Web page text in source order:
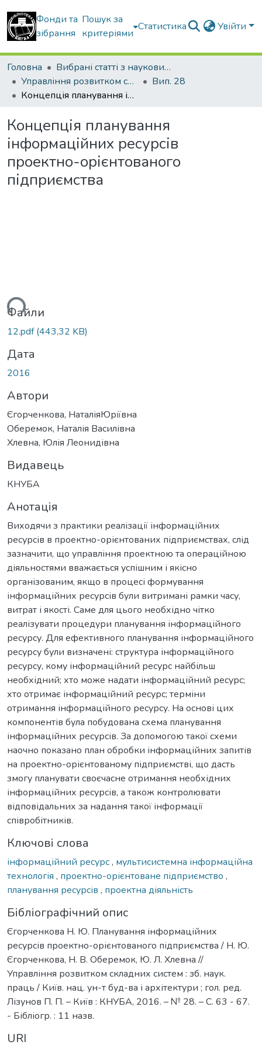
Фонди та
зібрання
Пошук за
критеріями
Статистика Увійти
Головна
Вибрані статті з наукових збірників КНУБА
Управління розвитком складних систем
Вип. 28
Концепція планування інформаційних ресурсів проектно-орієнтованого підприємства
Концепція планування
інформаційних ресурсів
проектно-орієнтованого
підприємства
Файли
12.pdf(443,32 KB)
Дата
2016
Автори
Єгорченкова, НаталіяЮріївна
Оберемок, Наталія Василівна
Хлевна, Юлія Леонидівна
Видавець
КНУБА
Анотація
Виходячи з практики реалізації інформаційних
ресурсів в проектно-орієнтованих підприємствах, слід
зазначити, що управління проектною та операційною
діяльностями вважається успішним і якісно
організованим, якщо в процесі формування
інформаційних ресурсів були витримані рамки часу,
витрат і якості. Саме для цього необхідно чітко
реалізувати процедури планування інформаційного
ресурсу. Для ефективного планування інформаційного
ресурсу були визначені: структура інформаційного
ресурсу, кому інформаційний ресурс найбільш
необхідний; хто може надати інформаційний ресурс;
хто отримає інформаційний ресурс; терміни
отримання інформаційного ресурсу. На основі цих
компонентів була побудована схема планування
інформаційних ресурсів. За допомогою такої схеми
наочно показано план обробки інформаційних запитів
на проектно-орієнтованому підприємстві, що дасть
змогу планувати своєчасне отримання необхідних
інформаційних ресурсів, а також контролювати
відповідальних за надання такої інформації
співробітників.
Ключові слова
інформаційний ресурс, мультисистемна інформаційна
технологія , проектно-орієнтоване підприємство ,
планування ресурсів , проектна діяльність
Бібліографічний опис
Єгорченкова Н. Ю. Планування інформаційних
ресурсів проектно-орієнтованого підприємства / Н. Ю.
Єгорченкова, Н. В. Оберемок, Ю. Л. Хлевна //
Управління розвитком складних систем : зб. наук.
праць / Київ. нац. ун-т буд-ва і архітектури ; гол. ред.
Лізунов П. П. – Київ : КНУБА, 2016. – № 28. – С. 63 - 67.
- Бібліогр. : 11 назв.
URI